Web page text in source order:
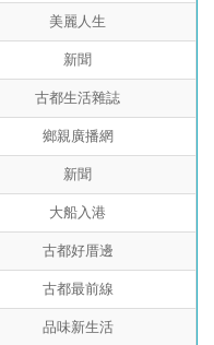
美麗人生
新聞
古都生活雜誌
鄉親廣播網
新聞
大船入港
古都好厝邊
古都最前線
品味新生活